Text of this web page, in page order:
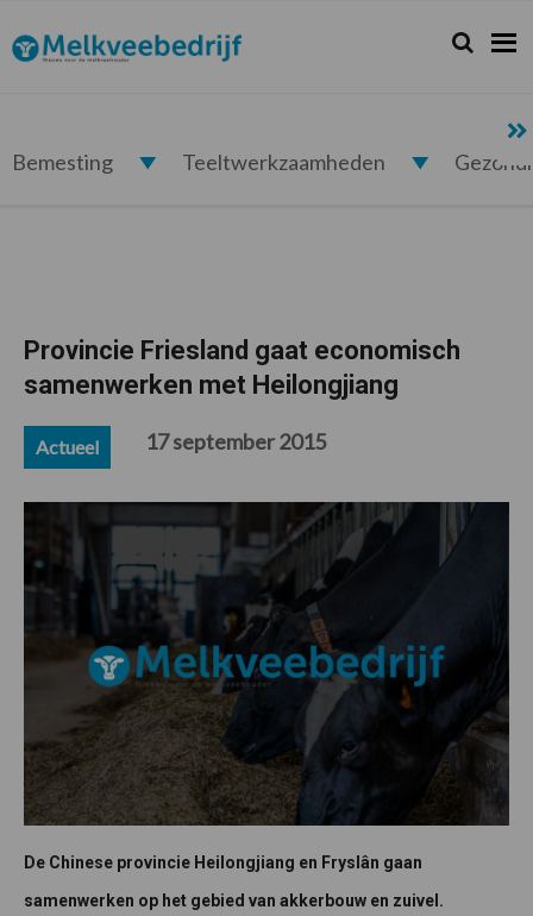
de
hoofdnavigatie
de
hoofd
de
eerste
de
voettekst
Melkveebedrijf.nl Zoeken...
Zoek
Bemesting Teeltwerkzaamheden
Provincie Friesland gaat economisch
samenwerken met Heilongjiang
Actueel 17 september 2015
De Chinese provincie Heilongjiang en Fryslân gaan
samenwerken op het gebied van akkerbouw en zuivel.